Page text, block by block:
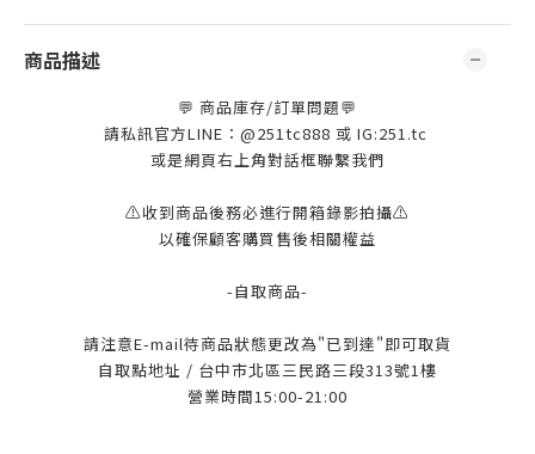
商品描述
💬 商品庫存/訂單問題💬
請私訊官方LINE：@251tc888 或 IG:251.tc
或是網頁右上角對話框聯繫我們
⚠️收到商品後務必進行開箱錄影拍攝⚠️
以確保顧客購買售後相關權益
-自取商品-
請注意E-mail待商品狀態更改為"已到達"即可取貨
自取點地址 / 台中市北區三民路三段313號1樓
營業時間15:00-21:00